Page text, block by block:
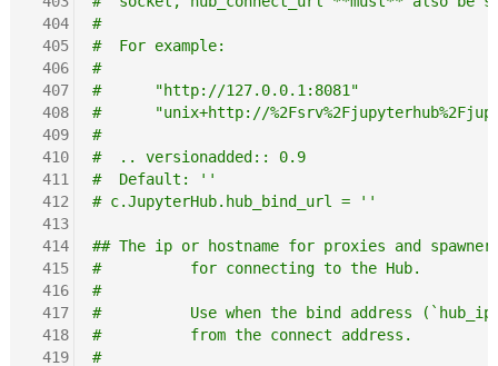
404
405
406
407
408
409
410
411
412
413
414
415
416
417
418
419
#
#  For example:
#
#      "http://127.0.0.1:8081"
#      "unix+http://
#
#  .. versionadded:: 0.9
#  Default: ''
# c.JupyterHub.hub_bind_url = ''
## The ip or hostname for proxies and
#          for connecting to the Hub.
#
#          Use when the bind address
#          from the connect address.
#